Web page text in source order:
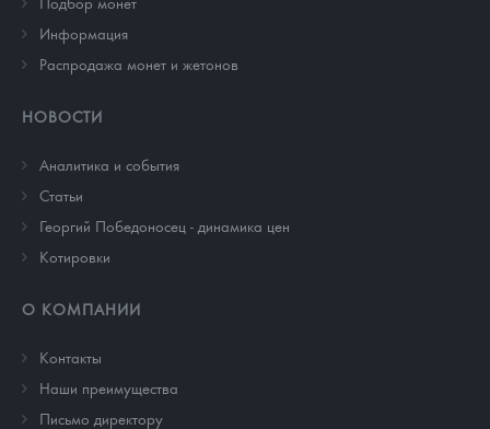
Информация
Распродажа монет и жетонов
НОВОСТИ
Аналитика и события
Cтатьи
Георгий Победоносец - динамика цен
Котировки
О КОМПАНИИ
Контакты
Наши преимущества
Письмо директору